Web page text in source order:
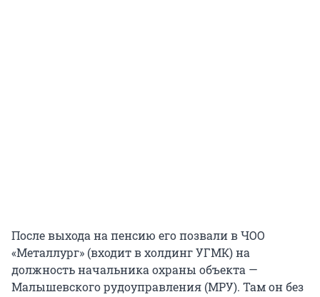
После выхода на пенсию его позвали в ЧОО
«Металлург» (входит в холдинг УГМК) на
должность начальника охраны объекта —
Малышевского рудоуправления (МРУ). Там он без